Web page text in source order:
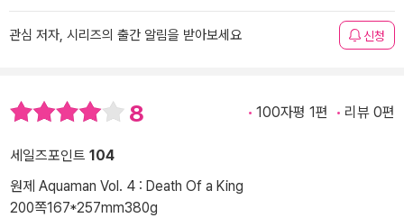
관심 저자, 시리즈의 출간 알림을 받아보세요 신청
8 100자평 1편 리뷰 0편
세일즈포인트 104
원제 Aquaman Vol. 4 : Death Of a King
200쪽167*257mm380g